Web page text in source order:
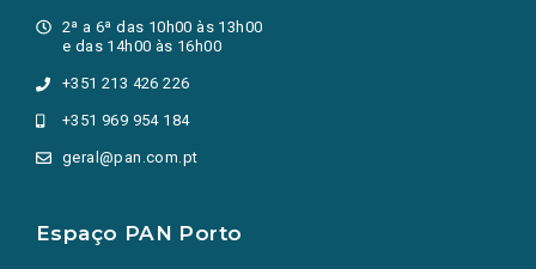
2ª a 6ª das 10h00 às 13h00
e das 14h00 às 16h00
+351 213 426 226
+351 969 954 184
geral@pan.com.pt
Espaço PAN Porto